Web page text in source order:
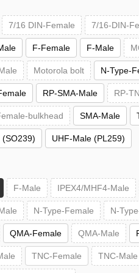
7/16 DIN-Female 7/16-DIN-
F-Female F-Male
Motorola bolt N-Type-
RP-SMA-Male RP-
bulkhead SMA-Male
(SO239) UHF-Male (PL259)
F-Male IPEX4/MHF4-Male
N-Type-Female N-
QMA-Female QMA-Male
TNC-Female TNC-Male